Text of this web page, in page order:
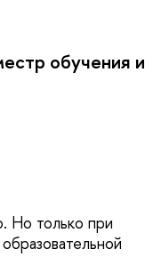
обучения и
Но только при